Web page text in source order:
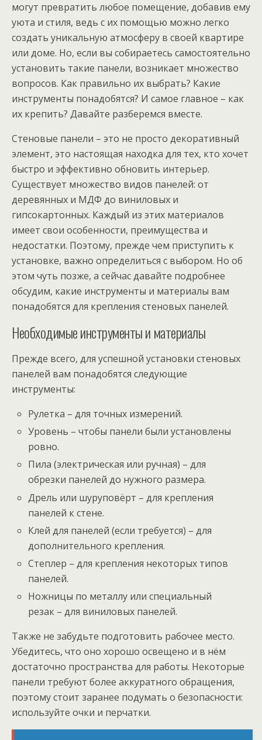
могут превратить любое помещение, добавив ему
уюта и стиля, ведь с их помощью можно легко
создать уникальную атмосферу в своей квартире
или доме. Но, если вы собираетесь самостоятельно
установить такие панели, возникает множество
вопросов. Как правильно их выбрать? Какие
инструменты понадобятся? И самое главное – как
их крепить? Давайте разберемся вместе.
Стеновые панели – это не просто декоративный
элемент, это настоящая находка для тех, кто хочет
быстро и эффективно обновить интерьер.
Существует множество видов панелей: от
деревянных и МДФ до виниловых и
гипсокартонных. Каждый из этих материалов
имеет свои особенности, преимущества и
недостатки. Поэтому, прежде чем приступить к
установке, важно определиться с выбором. Но об
этом чуть позже, а сейчас давайте подробнее
обсудим, какие инструменты и материалы вам
понадобятся для крепления стеновых панелей.
Необходимые инструменты и материалы
Прежде всего, для успешной установки стеновых
панелей вам понадобятся следующие
инструменты:
Рулетка – для точных измерений.
Уровень – чтобы панели были установлены
ровно.
Пила (электрическая или ручная) – для
обрезки панелей до нужного размера.
Дрель или шуруповёрт – для крепления
панелей к стене.
Клей для панелей (если требуется) – для
дополнительного крепления.
Степлер – для крепления некоторых типов
панелей.
Ножницы по металлу или специальный
резак – для виниловых панелей.
Также не забудьте подготовить рабочее место.
Убедитесь, что оно хорошо освещено и в нём
достаточно пространства для работы. Некоторые
панели требуют более аккуратного обращения,
поэтому стоит заранее подумать о безопасности:
используйте очки и перчатки.